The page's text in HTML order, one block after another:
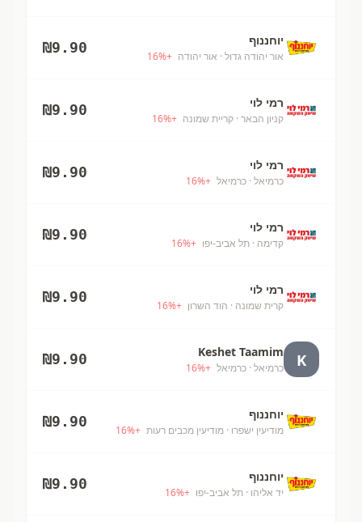
יוחננוף
אור יהודה גדול · אור יהודה +
16%
₪9.90
רמי לוי
קניון הבאר · קריית שמונה +
16%
₪9.90
רמי לוי
כרמיאל · כרמיאל +
16%
₪9.90
רמי לוי
קדימה · תל אביב-יפו +
16%
₪9.90
רמי לוי
קרית שמונה · הוד השרון +
16%
₪9.90
K
Keshet Taamim
כרמיאל · כרמיאל +
16%
₪9.90
יוחננוף
מודיעין ישפרו · מודיעין מכבים רעות +
16%
₪9.90
יוחננוף
יד אליהו · תל אביב-יפו +
16%
₪9.90